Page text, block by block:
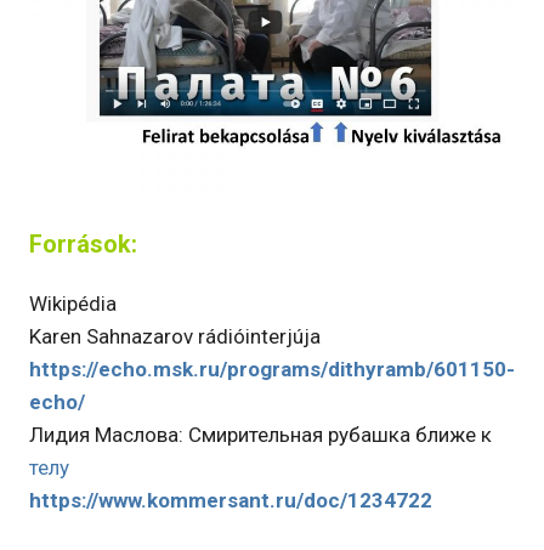
Források:
Wikipédia
Karen Sahnazarov rádióinterjúja
https://echo.msk.ru/programs/dithyramb/601150-
echo/
Лидия Маслова: Смирительная рубашка ближе к
телу
https://www.kommersant.ru/doc/1234722